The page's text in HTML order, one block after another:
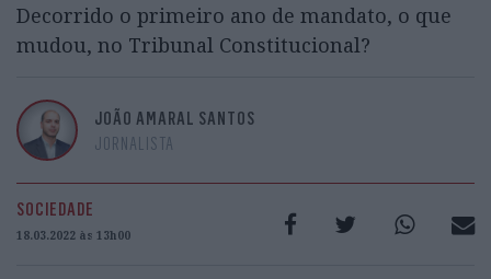
Decorrido o primeiro ano de mandato, o que
mudou, no Tribunal Constitucional?
JOÃO AMARAL SANTOS
JORNALISTA
SOCIEDADE
18.03.2022 às 13h00